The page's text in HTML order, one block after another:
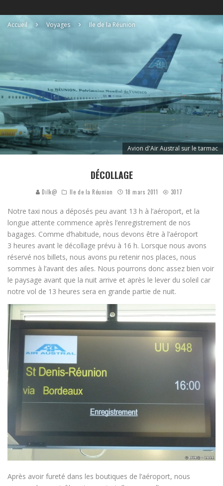
Accueil Voyages Ile de la Réunion
Avion d'Air Austral sur le tarmac
DÉCOLLAGE
Dilk@ Ile de la Réunion 18 mars 2011 3017
Notre taxi nous a déposés peu avant 13 h à l’aéroport, et la
longue attente commence après l’enregistrement de nos
bagages. Comme d’habitude, nous devons être à l’aéroport
3 heures avant le décollage prévu à 16 h. Lorsque nous avons
réservé nos billets, nous avons pu retenir nos places, nous
sommes à l’avant des ailes. Nous pourrons donc assez bien voir
le paysage avant que la nuit arrive et après le lever du soleil car
notre vol de 13 heures sera en grande partie de nuit.
Après avoir fureté dans les boutiques de l’aéroport, nous